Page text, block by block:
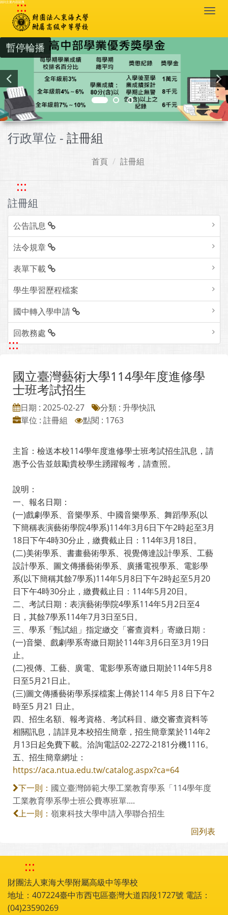
跳到主要內容區塊
:::
暫停輪播
行政單位 - 註冊組
首頁 註冊組
:::
註冊組
公告訊息
法令規章
表單下載
學生學習歷程檔案
國中轉入學申請
回教務處
:::
國立臺灣藝術大學114學年度進修學
士班考試招生
日期 : 2025-02-27
分類 : 升學快訊
單位 : 註冊組
點閱 : 1763
主旨：檢送本校114學年度進修學士班考試招生訊息，請
惠予公告並鼓勵貴校學生踴躍報考，請查照。
說明：
一、報名日期：
(一)戲劇學系、音樂學系、中國音樂學系、舞蹈學系(以
下簡稱表演藝術學院4學系)114年3月6日下午2時起至3月
18日下午4時30分止，繳費截止日：114年3月18日。
(二)美術學系、書畫藝術學系、視覺傳達設計學系、工藝
設計學系、圖文傳播藝術學系、廣播電視學系、電影學
系(以下簡稱其餘7學系)114年5月8日下午2時起至5月20
日下午4時30分止，繳費截止日：114年5月20日。
二、考試日期：表演藝術學院4學系114年5月2日至4
日，其餘7學系114年7月3日至5日。
三、學系「甄試組」指定繳交「審查資料」寄繳日期：
(一)音樂、戲劇學系寄繳日期於114年3月6日至3月19日
止。
(二)視傳、工藝、廣電、電影學系寄繳日期於114年5月8
日至5月21日止。
(三)圖文傳播藝術學系採檔案上傳於114 年5 月8 日下午2
時至5 月21 日止。
四、招生名額、報考資格、考試科目、繳交審查資料等
相關訊息，請詳見本校招生簡章，招生簡章業於114年2
月13日起免費下載。洽詢電話02-2272-2181分機1116。
五、招生簡章網址：
https://aca.ntua.edu.tw/catalog.aspx?ca=64
下一則： 國立臺灣師範大學工業教育學系「114學年度
工業教育學系學士班公費專班單....
上一則： 嶺東科技大學申請入學聯合招生
回列表
:::
財團法人東海大學附屬高級中等學校
地址：407224臺中市西屯區臺灣大道四段1727號 電話：
(04)23590269